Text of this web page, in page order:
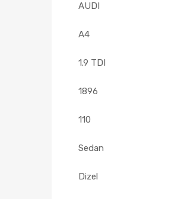
AUDI
A4
1.9 TDI
1896
110
Sedan
Dizel